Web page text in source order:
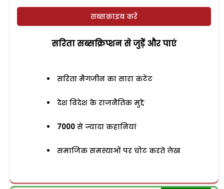
सब्सक्राइब करें
सरिता सब्सक्रिप्शन से जुड़ेें और पाएं
सरिता मैगजीन का सारा कंटेंट
देश विदेश के राजनैतिक मुद्दे
7000 से ज्यादा कहानियां
समाजिक समस्याओं पर चोट करते लेख